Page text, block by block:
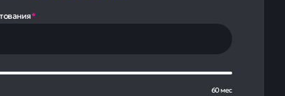
*
60 мес